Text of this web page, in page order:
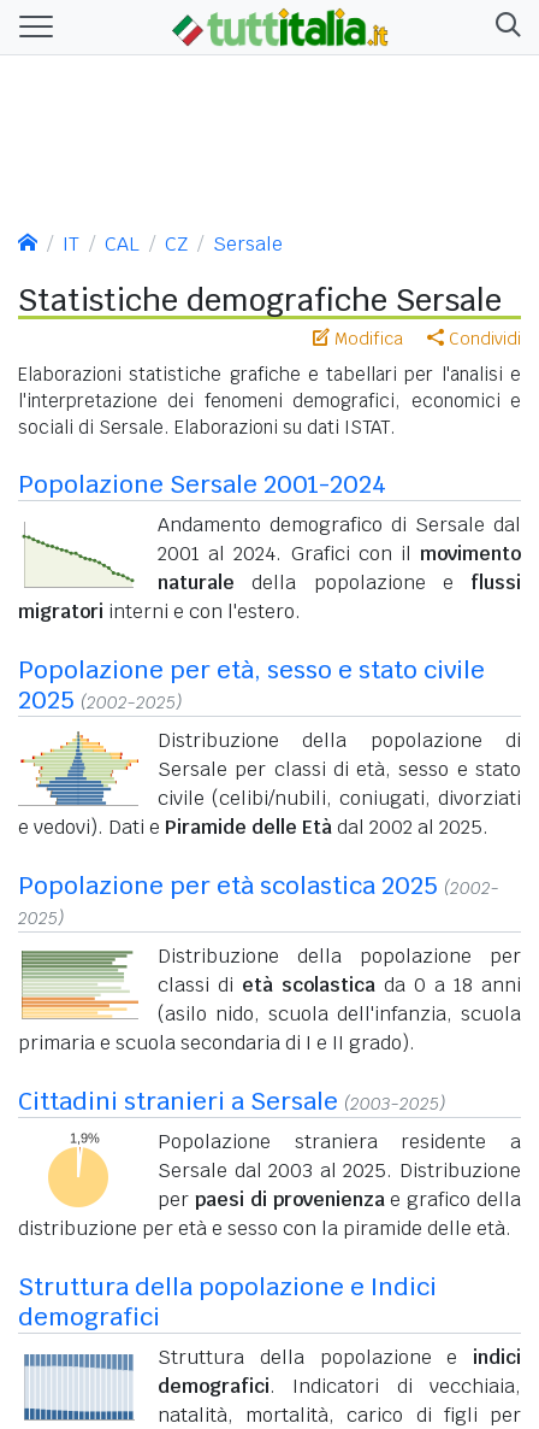
IT CAL CZ Sersale
Statistiche demografiche Sersale
Modifica Condividi
Elaborazioni statistiche grafiche e tabellari per l'analisi e
l'interpretazione dei fenomeni demografici, economici e
sociali di Sersale. Elaborazioni su dati ISTAT.
Popolazione Sersale 2001-2024
Andamento demografico di Sersale dal
2001 al 2024. Grafici con il movimento
naturale della popolazione e flussi
migratori interni e con l'estero.
Popolazione per età, sesso e stato civile
2025 (2002-2025)
Distribuzione della popolazione di
Sersale per classi di età, sesso e stato
civile (celibi/nubili, coniugati, divorziati
e vedovi). Dati e Piramide delle Etàdal 2002 al 2025.
Popolazione per età scolastica 2025 (2002-
2025)
Distribuzione della popolazione per
classi di età scolastica da 0 a 18 anni
(asilo nido, scuola dell'infanzia, scuola
primaria e scuola secondaria di I e II grado).
Cittadini stranieri a Sersale (2003-2025)
Popolazione straniera residente a
Sersale dal 2003 al 2025. Distribuzione
per paesi di provenienzae grafico della
distribuzione per età e sesso con la piramide delle età.
Struttura della popolazione e Indici
demografici
Struttura della popolazione e indici
demografici. Indicatori di vecchiaia,
natalità, mortalità, carico di figli per